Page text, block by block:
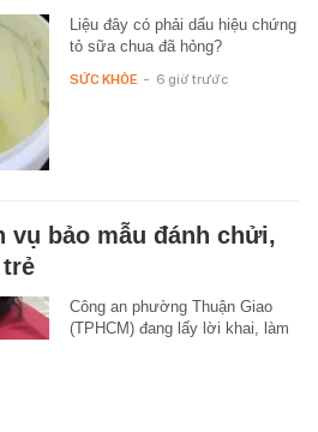
Liệu đây có phải dấu hiệu chứng
tỏ sữa chua đã hỏng?
SỨC KHỎE - 6 giờ trước
vụ bảo mẫu đánh chửi,
trẻ
Công an phường Thuận Giao
(TPHCM) đang lấy lời khai, làm